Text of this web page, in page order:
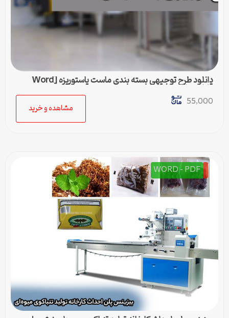
دانلود طرح توجیهی بسته بندی ماست پاستوریزه [Word
قابل ویرایش]
55,000
مشاهده و خرید
WORD - PDF